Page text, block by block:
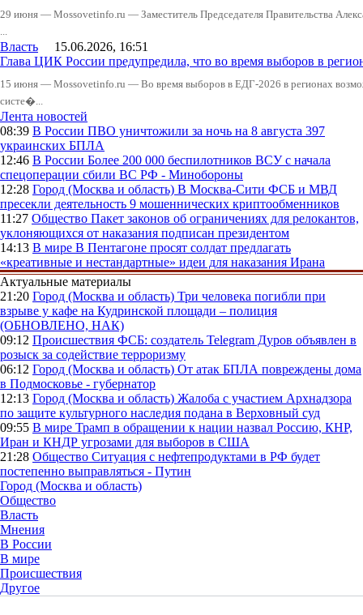
29 июня — Mossovetinfo.ru — Заместитель Председателя Правительства
...
Власть 15.06.2026, 16:51
Глава ЦИК России предупредила, что во время выборов в
15 июня — Mossovetinfo.ru — Во время выборов в ЕДГ-2026 в регионах
систе�...
Лента новостей
08:39 В России ПВО уничтожили за ночь на 8 августа 397
украинских БПЛА
12:46 В России Более 200 000 беспилотников ВСУ с начала
спецоперации сбили ВС РФ - Минобороны
12:28 Город (Москва и область) В Москва-Сити ФСБ и МВД
пресекли деятельность 9 мошеннических криптообменников
11:27 Общество Пакет законов об ограничениях для релокантов,
уклоняющихся от наказания подписан президентом
14:13 В мире В Пентагоне просят солдат предлагать
«креативные и нестандартные» идеи для наказания Ирана
Актуальные материалы
21:20 Город (Москва и область) Три человека погибли при
взрыве у кафе на Кудринской площади – полиция
(ОБНОВЛЕНО, НАК)
09:12 Происшествия ФСБ: создатель Telegram Дуров объявлен в
розыск за содействие терроризму
06:12 Город (Москва и область) От атак БПЛА повреждены дома
в Подмосковье - губернатор
12:13 Город (Москва и область) Жалоба с участием Архнадзора
по защите культурного наследия подана в Верховный суд
09:55 В мире Трамп в обращении к нации назвал Россию, КНР,
Иран и КНДР угрозами для выборов в США
21:28 Общество Ситуация с нефтепродуктами в РФ будет
постепенно выправляться - Путин
Город (Москва и область)
Общество
Власть
Мнения
В России
В мире
Происшествия
Другое